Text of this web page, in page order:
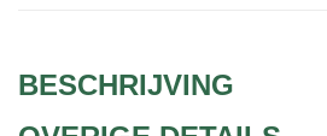
BESCHRIJVING